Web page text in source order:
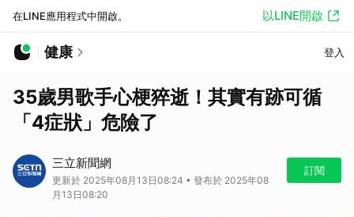
在LINE應用程式中開啟。 以LINE開啟
健康 登入
35歲男歌手心梗猝逝！其實有跡可循
「4症狀」危險了
三立新聞網
更新於 2025年08月13日08:24 • 發布於 2025年08
月13日08:20
訂閱